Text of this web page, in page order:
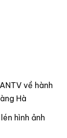
về hành
Hà
hình ảnh